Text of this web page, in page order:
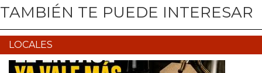
TAMBIÉN TE PUEDE INTERESAR
LOCALES